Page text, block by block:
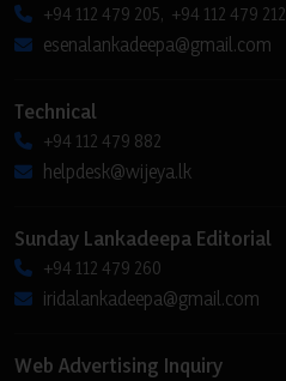
+94 112 479 205, +94 112 479 212
esenalankadeepa@gmail.com
Technical
+94 112 479 882
helpdesk@wijeya.lk
Sunday Lankadeepa Editorial
+94 112 479 260
iridalankadeepa@gmail.com
Web Advertising Inquiry